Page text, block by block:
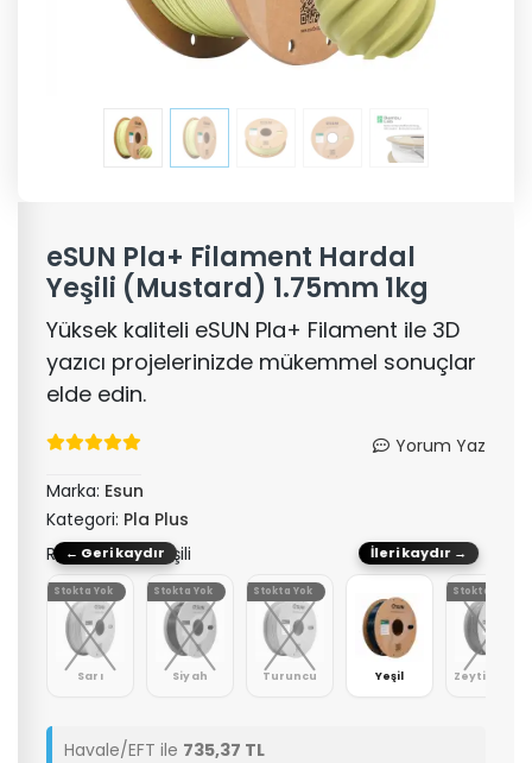
eSUN Pla+ Filament Hardal
Yeşili (Mustard) 1.75mm 1kg
Yüksek kaliteli eSUN Pla+ Filament ile 3D
yazıcı projelerinizde mükemmel sonuçlar
elde edin.
Yorum Yaz
Marka: Esun
Kategori: Pla Plus
Renk: Hardal Yeşili
Sarı
Stokta Yok
Siyah
Stokta Yok
Turuncu
Stokta Yok
Yeşil
Stokta Yok
← Geri kaydır İleri kaydır →
Havale/EFT ile 735,37 TL